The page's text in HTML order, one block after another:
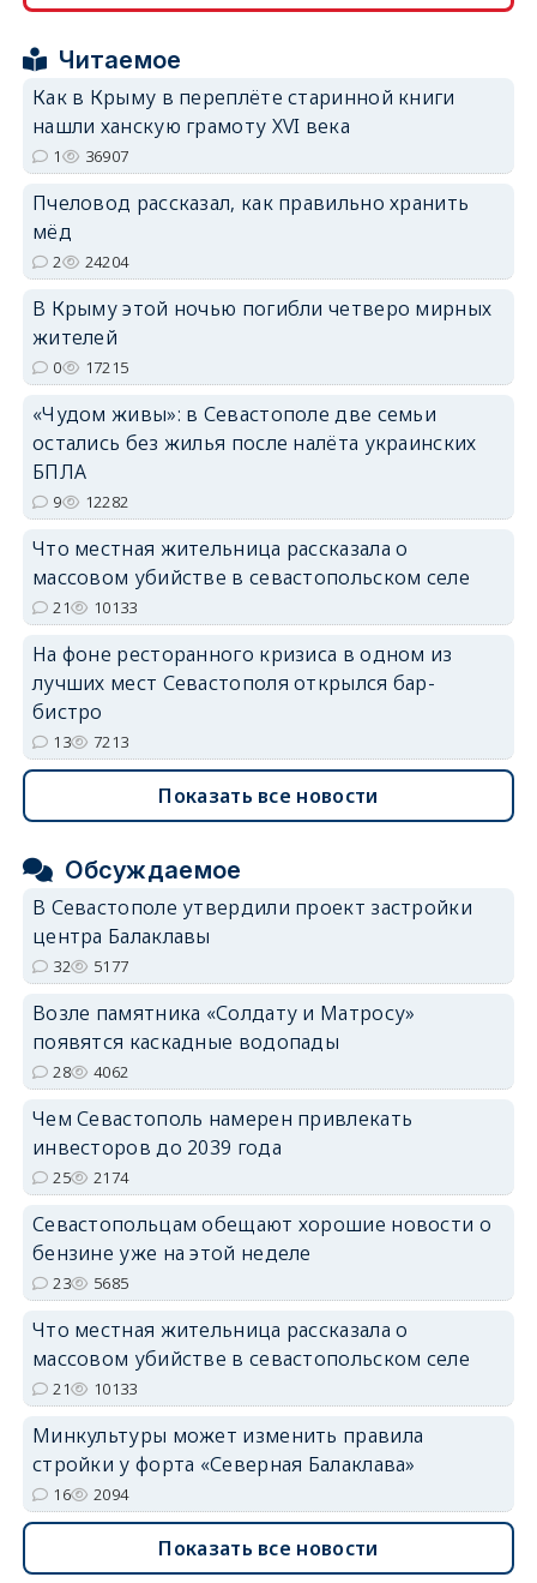
Читаемое
Как в Крыму в переплёте старинной книги
нашли ханскую грамоту XVI века
1 36907
Пчеловод рассказал, как правильно хранить
мёд
2 24204
В Крыму этой ночью погибли четверо мирных
жителей
0 17215
«Чудом живы»: в Севастополе две семьи
остались без жилья после налёта украинских
БПЛА
9 12282
Что местная жительница рассказала о
массовом убийстве в севастопольском селе
21 10133
На фоне ресторанного кризиса в одном из
лучших мест Севастополя открылся бар-
бистро
13 7213
Показать все новости
Обсуждаемое
В Севастополе утвердили проект застройки
центра Балаклавы
32 5177
Возле памятника «Солдату и Матросу»
появятся каскадные водопады
28 4062
Чем Севастополь намерен привлекать
инвесторов до 2039 года
25 2174
Севастопольцам обещают хорошие новости о
бензине уже на этой неделе
23 5685
Что местная жительница рассказала о
массовом убийстве в севастопольском селе
21 10133
Минкультуры может изменить правила
стройки у форта «Северная Балаклава»
16 2094
Показать все новости